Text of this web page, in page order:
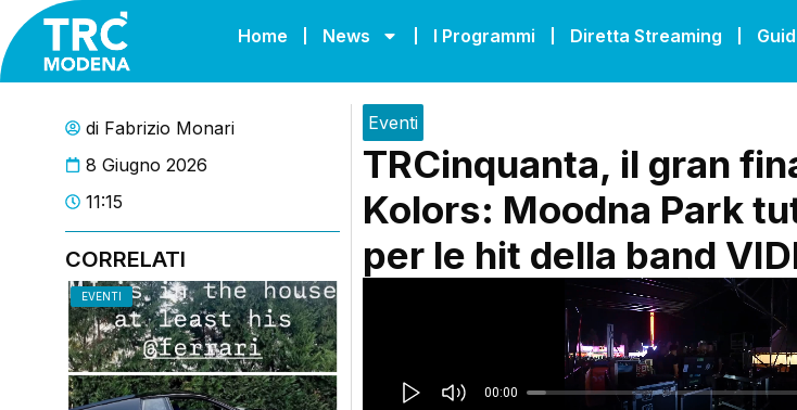
Home News I Programmi Diretta Streaming
di Fabrizio Monari
8 Giugno 2026
11:15
CORRELATI
EVENTI
Eventi
TRCinquanta, il gran
Kolors: Moodna Park
per le hit della band